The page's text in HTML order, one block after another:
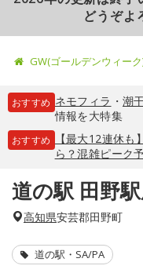
どうぞよ
GW(ゴールデンウィー
おすすめ ネモフィラ ・ 潮
情報を大特集
おすすめ
【最大12連休
ら？混雑ピーク
道の駅 田野
高知県安芸郡田野町
道の駅・SA/PA